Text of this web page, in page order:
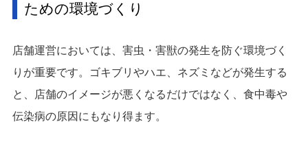
ための環境づくり
店舗運営においては、害虫・害獣の発生を防ぐ環境づく
りが重要です。ゴキブリやハエ、ネズミなどが発生する
と、店舗のイメージが悪くなるだけではなく、食中毒や
伝染病の原因にもなり得ます。